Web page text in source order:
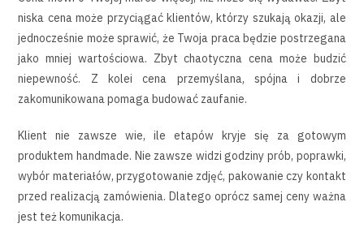
niska cena może przyciągać klientów, którzy szukają okazji, ale
jednocześnie może sprawić, że Twoja praca będzie postrzegana
jako mniej wartościowa. Zbyt chaotyczna cena może budzić
niepewność. Z kolei cena przemyślana, spójna i dobrze
zakomunikowana pomaga budować zaufanie.
Klient nie zawsze wie, ile etapów kryje się za gotowym
produktem handmade. Nie zawsze widzi godziny prób, poprawki,
wybór materiałów, przygotowanie zdjęć, pakowanie czy kontakt
przed realizacją zamówienia. Dlatego oprócz samej ceny ważna
jest też komunikacja.